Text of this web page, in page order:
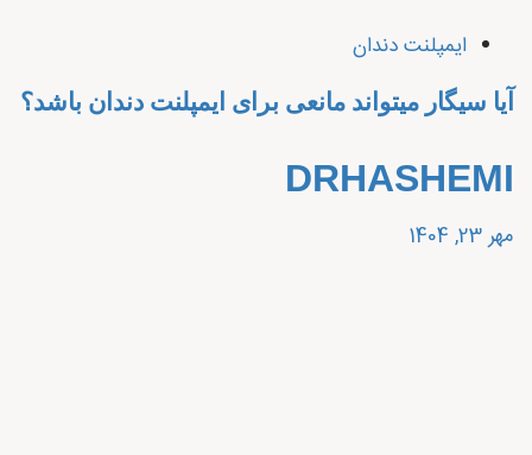
ایمپلنت دندان
آیا سیگار میتواند مانعی برای ایمپلنت دندان باشد؟
DRHASHEMI
مهر 23, 1404